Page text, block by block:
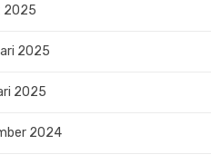
2025
2025
2025
2024